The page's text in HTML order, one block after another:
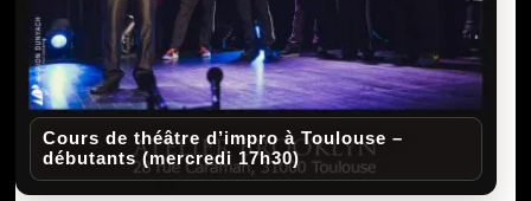
Cours de théâtre d’impro à Toulouse –
débutants (mercredi 17h30)